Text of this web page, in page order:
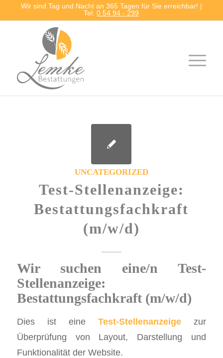
Wir sind Tag und Nacht an 365 Tagen für Sie erreichbar! |
Tel:0 54 94 - 299
UNCATEGORIZED
Test-Stellenanzeige:
Bestattungsfachkraft
(m/w/d)
Wir suchen eine/n Test-
Stellenanzeige:
Bestattungsfachkraft (m/w/d)
Dies ist eineTest-Stellenanzeige zur
Überprüfung von Layout, Darstellung und
Funktionalität der Website.